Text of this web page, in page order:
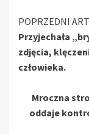
Reading
POPRZEDNI
Przyjechała
zdjęcia,
człowieka.
Mroczna
oddaje